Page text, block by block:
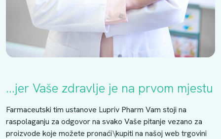
...jer Vaše zdravlje je na prvom mjestu
Farmaceutski tim ustanove Lupriv Pharm Vam stoji na
raspolaganju za odgovor na svako Vaše pitanje vezano za
proizvode koje možete pronaći\kupiti na našoj web trgovini